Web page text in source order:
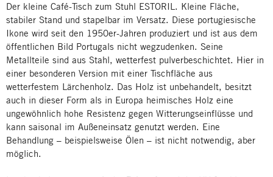
Der kleine Café-Tisch zum Stuhl ESTORIL. Kleine Fläche,
stabiler Stand und stapelbar im Versatz. Diese portugiesische
Ikone wird seit den 1950er-Jahren produziert und ist aus dem
öffentlichen Bild Portugals nicht wegzudenken. Seine
Metallteile sind aus Stahl, wetterfest pulverbeschichtet. Hier in
einer besonderen Version mit einer Tischfläche aus
wetterfestem Lärchenholz. Das Holz ist unbehandelt, besitzt
auch in dieser Form als in Europa heimisches Holz eine
ungewöhnlich hohe Resistenz gegen Witterungseinflüsse und
kann saisonal im Außeneinsatz genutzt werden. Eine
Behandlung – beispielsweise Ölen – ist nicht notwendig, aber
möglich.